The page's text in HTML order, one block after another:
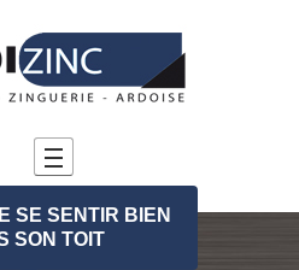
SE SENTIR BIEN
SON TOIT